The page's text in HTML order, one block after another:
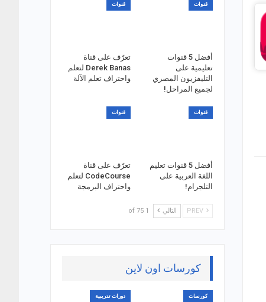
قنوات
أفضل 5 قنوات
تعليمية على
التليفزيون المصري
لجميع المراحل!
قنوات
تعرّف على قناة
Derek Banas لتعلم
واحتراف تعلم الآلة
قنوات
أفضل 5 قنوات تعليم
اللغة العربية على
التلجرام!
قنوات
تعرّف على قناة
CodeCourse لتعلم
واحتراف البرمجة
التالي 1 of 75
كورسات اون لاين
كورسات دورات تدريبية